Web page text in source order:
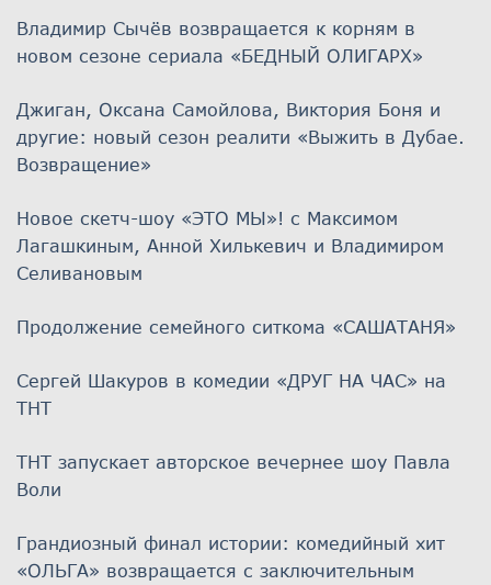
Владимир Сычёв возвращается к корням в
новом сезоне сериала «БЕДНЫЙ ОЛИГАРХ»
Джиган, Оксана Самойлова, Виктория Боня и
другие: новый сезон реалити «Выжить в Дубае.
Возвращение»
Новое скетч-шоу «ЭТО МЫ»! с Максимом
Лагашкиным, Анной Хилькевич и Владимиром
Селивановым
Продолжение семейного ситкома «САШАТАНЯ»
Сергей Шакуров в комедии «ДРУГ НА ЧАС» на
ТНТ
ТНТ запускает авторское вечернее шоу Павла
Воли
Грандиозный финал истории: комедийный хит
«ОЛЬГА» возвращается с заключительным